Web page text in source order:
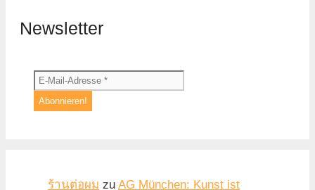
Newsletter
ร้านต่อผม zu AG München: Kunst ist